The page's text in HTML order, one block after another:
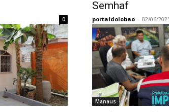
0
Semhaf
portaldolobao - 02/06/
Manaus